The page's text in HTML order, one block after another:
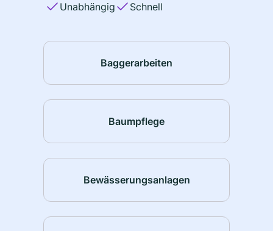
Unabhängig
Schnell
Baggerarbeiten
Baumpflege
Bewässerungsanlagen